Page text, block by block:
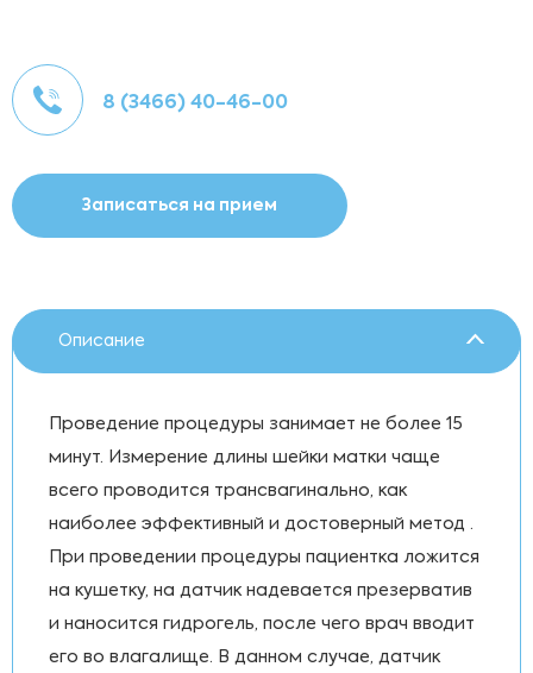
8 (3466) 40-46-00
Записаться на прием
Описание
Проведение процедуры занимает не более 15
минут. Измерение длины шейки матки чаще
всего проводится трансвагинально, как
наиболее эффективный и достоверный метод .
При проведении процедуры пациентка ложится
на кушетку, на датчик надевается презерватив
и наносится гидрогель, после чего врач вводит
его во влагалище. В данном случае, датчик